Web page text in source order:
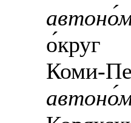
о́круг
Коми-